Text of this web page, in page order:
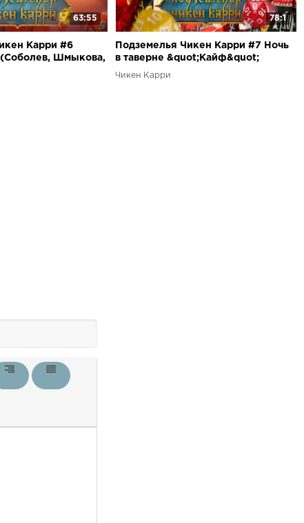
63:55
Карри #6
(Соболев, Шмыкова,
Гудков)
78:1
Подземелья Чикен Карри #7 Ночь
в таверне &quot;Кайф&quot;
(Маркони, Варнава, Кукушкин,
Чикен Карри